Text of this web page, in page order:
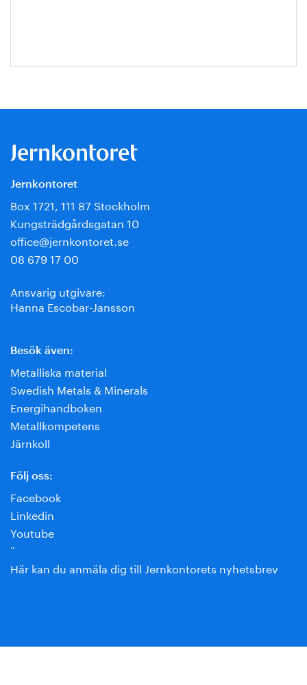
Jernkontoret
Box 1721, 111 87 Stockholm
Kungsträdgårdsgatan 10
office@jernkontoret.se
08 679 17 00
Ansvarig utgivare:
Hanna Escobar-Jansson
Besök även:
Metalliska material
Swedish Metals & Minerals
Energihandboken
Metallkompetens
Järnkoll
Följ oss:
Facebook
Linkedin
Youtube
¨
Här kan du anmäla dig till Jernkontorets nyhetsbrev